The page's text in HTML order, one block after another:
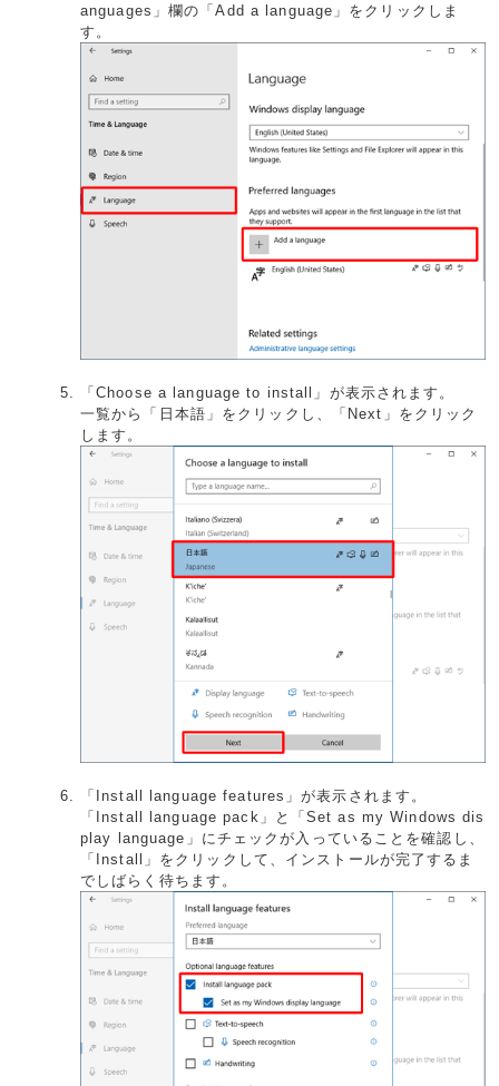
anguages」欄の「Add a language」をクリックしま
す。
「Choose a language to install」が表示されます。
一覧から「日本語」をクリックし、「Next」をクリック
します。
「Install language features」が表示されます。
「Install language pack」と「Set as my Windows dis
play language」にチェックが入っていることを確認し、
「Install」をクリックして、インストールが完了するま
でしばらく待ちます。